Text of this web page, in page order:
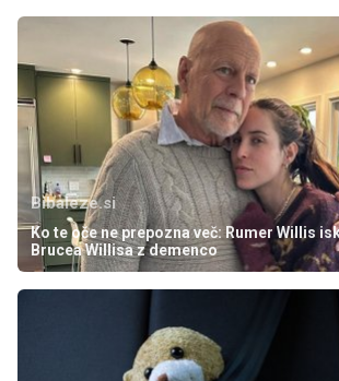
Bibaleze.si
Ko te oče ne prepozna več: Rumer Willis
Brucea Willisa z demenco